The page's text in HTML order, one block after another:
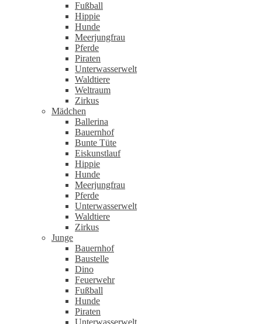
Fußball
Hippie
Hunde
Meerjungfrau
Pferde
Piraten
Unterwasserwelt
Waldtiere
Weltraum
Zirkus
Mädchen
Ballerina
Bauernhof
Bunte Tüte
Eiskunstlauf
Hippie
Hunde
Meerjungfrau
Pferde
Unterwasserwelt
Waldtiere
Zirkus
Junge
Bauernhof
Baustelle
Dino
Feuerwehr
Fußball
Hunde
Piraten
Unterwasserwelt